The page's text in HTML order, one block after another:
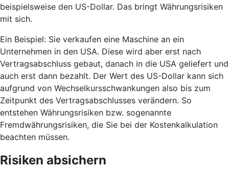
beispielsweise den US-Dollar. Das bringt Währungsrisiken
mit sich.
Ein Beispiel: Sie verkaufen eine Maschine an ein
Unternehmen in den USA. Diese wird aber erst nach
Vertragsabschluss gebaut, danach in die USA geliefert und
auch erst dann bezahlt. Der Wert des US-Dollar kann sich
aufgrund von Wechselkursschwankungen also bis zum
Zeitpunkt des Vertragsabschlusses verändern. So
entstehen Währungsrisiken bzw. sogenannte
Fremdwährungsrisiken, die Sie bei der Kostenkalkulation
beachten müssen.
Risiken absichern